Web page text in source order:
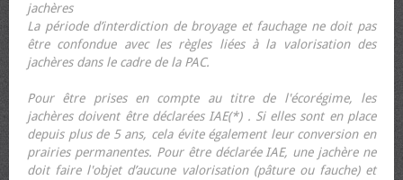
jachères
La période d’interdiction de broyage et fauchage ne doit pas
être confondue avec les règles liées à la valorisation des
jachères dans le cadre de la PAC.
Pour être prises en compte au titre de l'écorégime, les
jachères doivent être déclarées IAE(*) . Si elles sont en place
depuis plus de 5 ans, cela évite également leur conversion en
prairies permanentes. Pour être déclarée IAE, une jachère ne
doit faire l'objet d’aucune valorisation (pâture ou fauche) et